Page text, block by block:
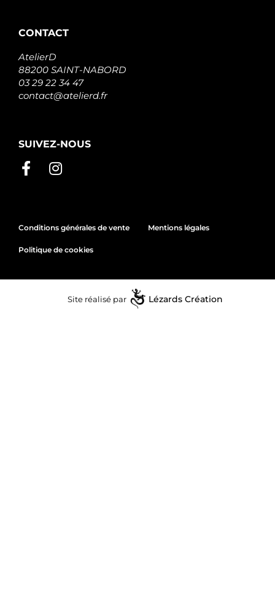
CONTACT
AtelierD
88200 SAINT-NABORD
03 29 22 34 47
contact@atelierd.fr
SUIVEZ-NOUS
Conditions générales de vente Mentions légales
Politique de cookies
Site réalisé par Lézards Création